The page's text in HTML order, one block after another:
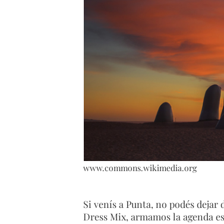
www.commons.wikimedia.org
Si venís a Punta, no podés dejar
Dress Mix, armamos la agenda